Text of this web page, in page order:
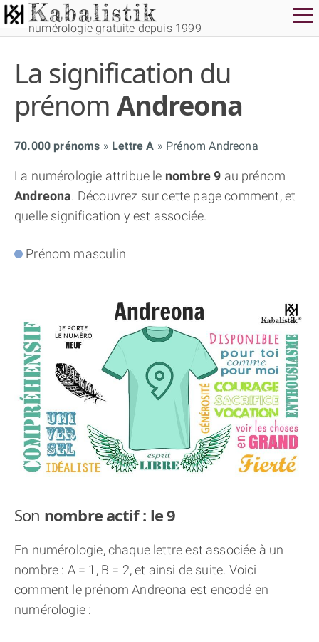
numérologie gratuite depuis 1999
La signification du
prénom Andreona
70.000 prénoms Lettre A Prénom Andreona
La numérologie attribue le nombre 9 au prénom
Andreona. Découvrez sur cette page comment, et
quelle signification y est associée.
Prénom masculin
Son nombre actif : le 9
En numérologie, chaque lettre est associée à un
nombre : A = 1, B = 2, et ainsi de suite. Voici
comment le prénom Andreona est encodé en
numérologie :
THÈME GRATUIT
THÈME NUMÉROLOGIQUE APPROFONDI
THÈME TEMPOREL
THÈME « DOUBLE JE »
APPRENDRE LA NUMÉROLOGIE
EXPLORER LA NUMÉROLOGIE
70.000 PRÉNOMS
(À PROPOS)